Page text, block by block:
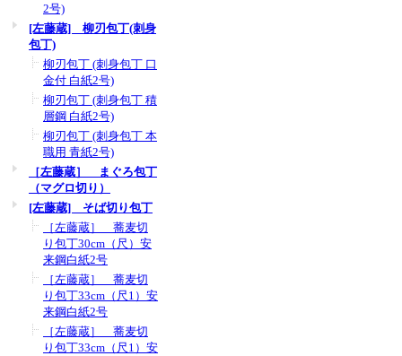
2号)
[左藤蔵] 柳刃包丁(刺身
包丁)
柳刃包丁 (刺身包丁 口
金付 白紙2号)
柳刃包丁 (刺身包丁 積
層鋼 白紙2号)
柳刃包丁 (刺身包丁 本
職用 青紙2号)
［左藤蔵］ まぐろ包丁
（マグロ切り）
[左藤蔵] そば切り包丁
［左藤蔵］ 蕎麦切
り包丁30cm（尺）安
来鋼白紙2号
［左藤蔵］ 蕎麦切
り包丁33cm（尺1）安
来鋼白紙2号
［左藤蔵］ 蕎麦切
り包丁33cm（尺1）安